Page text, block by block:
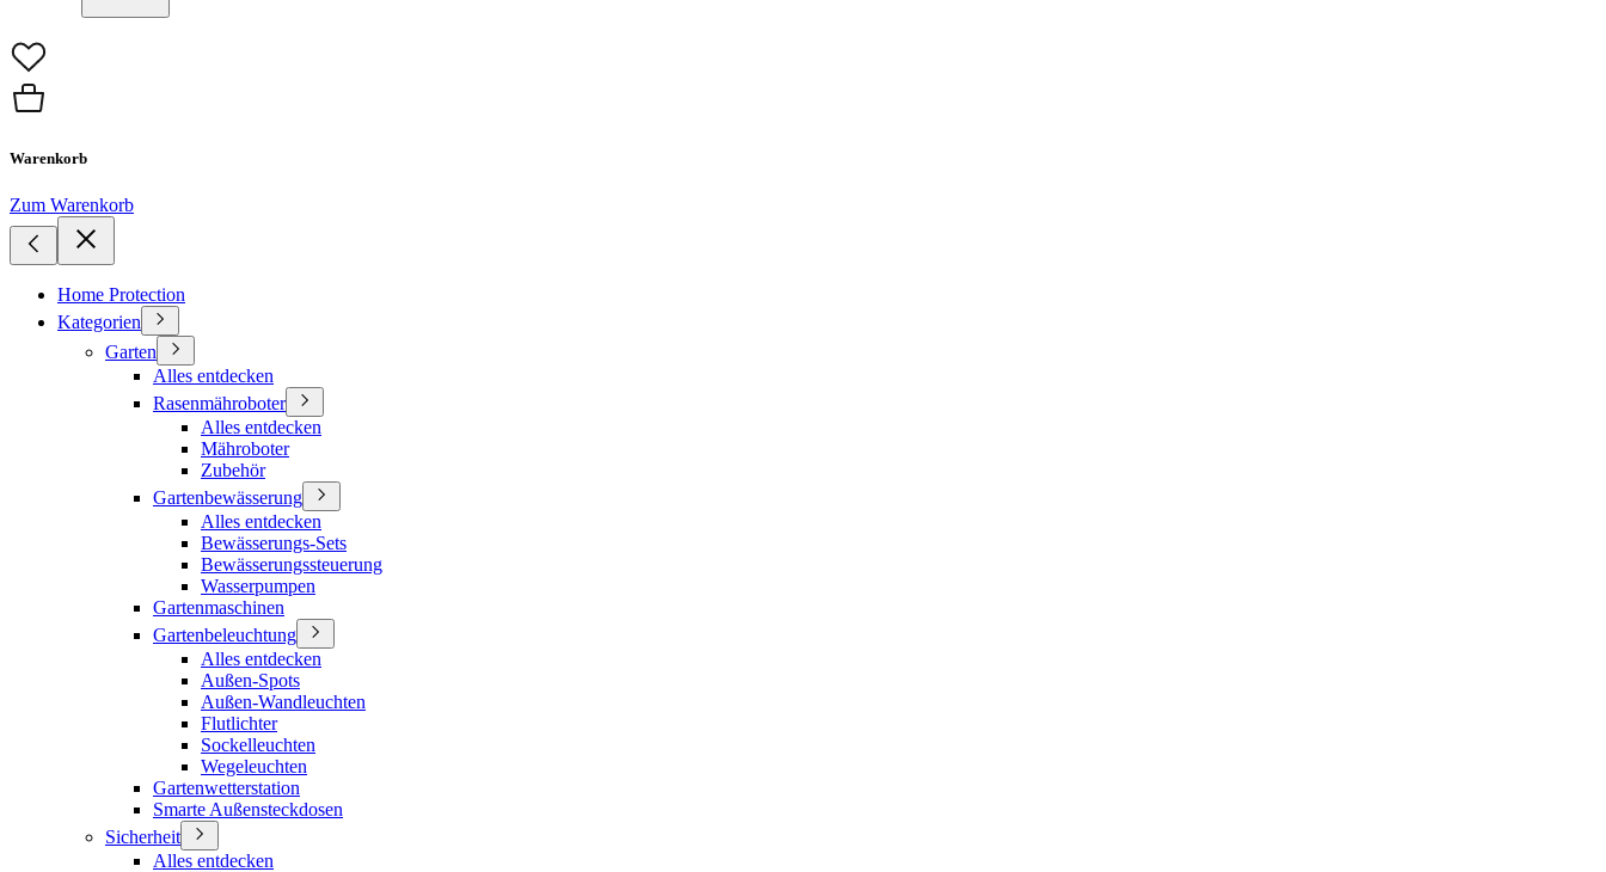
Warenkorb
Zum Warenkorb
Home Protection
Kategorien
Garten
Alles entdecken
Rasenmähroboter
Alles entdecken
Mähroboter
Zubehör
Gartenbewässerung
Alles entdecken
Bewässerungs-Sets
Bewässerungssteuerung
Wasserpumpen
Gartenmaschinen
Gartenbeleuchtung
Alles entdecken
Außen-Spots
Außen-Wandleuchten
Flutlichter
Sockelleuchten
Wegeleuchten
Gartenwetterstation
Smarte Außensteckdosen
Sicherheit
Alles entdecken